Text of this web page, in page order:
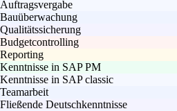
Auftragsvergabe
Bauüberwachung
Qualitätssicherung
Budgetcontrolling
Reporting
Kenntnisse in SAP PM
Kenntnisse in SAP classic
Teamarbeit
Fließende Deutschkenntnisse